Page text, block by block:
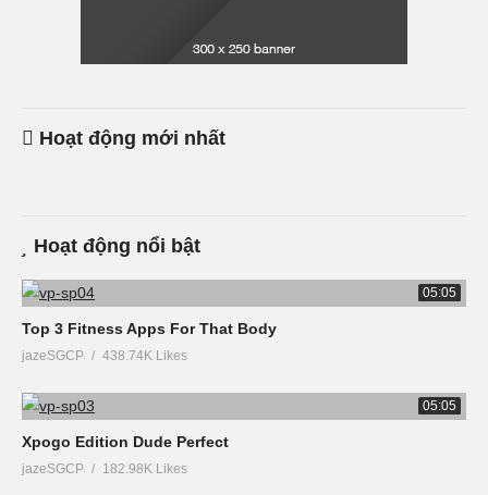
Hoạt động mới nhất
Hoạt động nổi bật
05:05
Top 3 Fitness Apps For That Body
jazeSGCP 438.74K Likes
05:05
Xpogo Edition Dude Perfect
jazeSGCP 182.98K Likes